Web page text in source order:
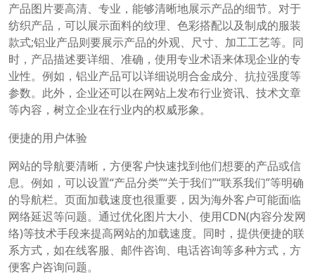
产品图片要高清、专业，能够清晰地展示产品的细节。对于
纺织产品，可以展示面料的纹理、色彩搭配以及制成的服装
款式;铝业产品则要展示产品的外观、尺寸、加工工艺等。同
时，产品描述要详细、准确，使用专业术语来体现企业的专
业性。例如，铝业产品可以详细说明合金成分、抗拉强度等
参数。此外，企业还可以在网站上发布行业资讯、技术文章
等内容，树立企业在行业内的权威形象。
便捷的用户体验
网站的导航要清晰，方便客户快速找到他们想要的产品或信
息。例如，可以设置“产品分类”“关于我们”“联系我们”等明确
的导航栏。页面加载速度也很重要，因为海外客户可能面临
网络延迟等问题。通过优化图片大小、使用CDN(内容分发网
络)等技术手段来提高网站的加载速度。同时，提供便捷的联
系方式，如在线客服、邮件咨询、电话咨询等多种方式，方
便客户咨询问题。